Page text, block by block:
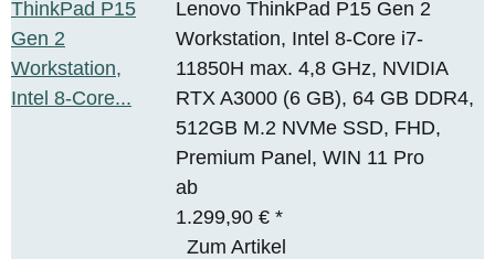
Lenovo ThinkPad P15 Gen 2
Workstation, Intel 8-Core i7-
11850H max. 4,8 GHz, NVIDIA
RTX A3000 (6 GB), 64 GB DDR4,
512GB M.2 NVMe SSD, FHD,
Premium Panel, WIN 11 Pro
ab
1.299,90 €*
Zum Artikel